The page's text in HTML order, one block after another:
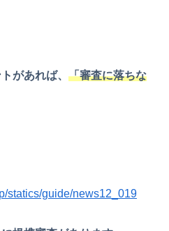
があれば、 「審査に落ちな
statics/guide/news12_019